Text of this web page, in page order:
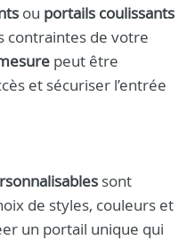
ou portails coulissants
contraintes de votre
peut être
et sécuriser l’entrée
sont
de styles, couleurs et
un portail unique qui